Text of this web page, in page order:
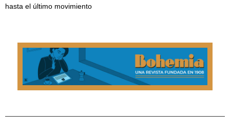
hasta el último movimiento